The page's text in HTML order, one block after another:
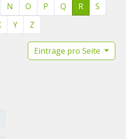
N O P Q R
S
Y Z
Einträge pro Seite